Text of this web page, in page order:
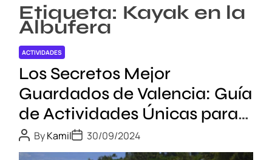
U
Etiqueta: Kayak en la
Albufera
ACTIVIDADES
Los Secretos Mejor
Guardados de Valencia: Guía
de Actividades Únicas para
los Amantes de la Aventura
P
o
s
ByKamilP
o
s
30/09/2024